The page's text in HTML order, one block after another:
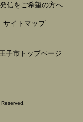
信をご希望の方へ
サイトマップ
子市トップページ